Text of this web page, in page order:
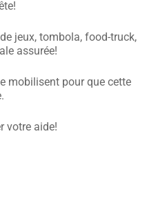
jeux, tombola, food-truck,
assurée!
mobilisent pour que cette
votre aide!